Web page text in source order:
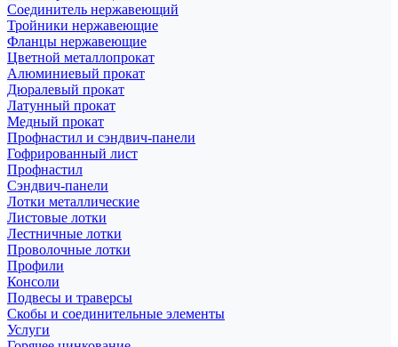
Соединитель нержавеющий
Тройники нержавеющие
Фланцы нержавеющие
Цветной металлопрокат
Алюминиевый прокат
Дюралевый прокат
Латунный прокат
Медный прокат
Профнастил и сэндвич-панели
Гофрированный лист
Профнастил
Сэндвич-панели
Лотки металлические
Листовые лотки
Лестничные лотки
Проволочные лотки
Профили
Консоли
Подвесы и траверсы
Скобы и соединительные элементы
Услуги